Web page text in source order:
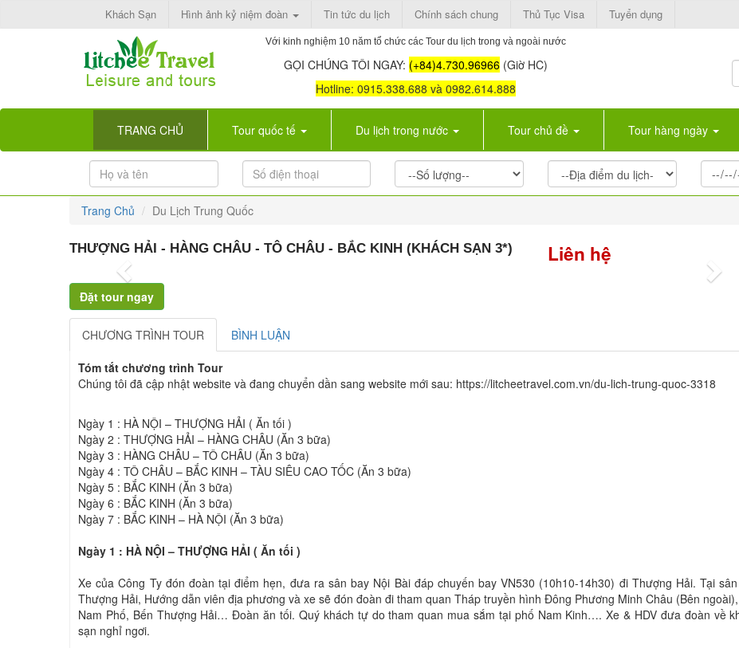
Khách Sạn Hình ảnh kỷ niệm đoàn Tin tức du lịch Chính sách chung Thủ Tục Visa Tuyển dụng
Với kinh nghiệm 10 năm tổ chức các Tour du lịch trong và ngoài nước
GỌI CHÚNG TÔI NGAY: (+84)4.730.96966 (Giờ HC)
Hotline: 0915.338.688 và 0982.614.888
TRANG CHỦ Tour quốc tế Du lịch trong nước Tour chủ đề Tour hàng ngày
Trang Chủ Du Lịch Trung Quốc
THƯỢNG HẢI - HÀNG CHÂU - TÔ CHÂU - BẮC KINH (KHÁCH SẠN 3*) Liên hệ
Previous Next
CHƯƠNG TRÌNH TOUR BÌNH LUẬN
Tóm tắt chương trình Tour
Chúng tôi đã cập nhật website và đang chuyển dần sang website mới sau: https://litcheetravel.com.vn/du-lich-trung-quoc-3318
Ngày 1 : HÀ NỘI – THƯỢNG HẢI ( Ăn tối )
Ngày 2 : THƯỢNG HẢI – HÀNG CHÂU (Ăn 3 bữa)
Ngày 3 : HÀNG CHÂU – TÔ CHÂU (Ăn 3 bữa)
Ngày 4 : TÔ CHÂU – BẮC KINH – TÀU SIÊU CAO TỐC (Ăn 3 bữa)
Ngày 5 : BẮC KINH (Ăn 3 bữa)
Ngày 6 : BẮC KINH (Ăn 3 bữa)
Ngày 7 : BẮC KINH – HÀ NỘI (Ăn 3 bữa)
Ngày 1 : HÀ NỘI – THƯỢNG HẢI ( Ăn tối )
Xe của Công Ty đón đoàn tại điểm hẹn, đưa ra sân bay Nội Bài đáp chuyến bay VN530 (10h10-14h30) đi Thượng Hải. Tại
Thượng Hải, Hướng dẫn viên địa phương và xe sẽ đón đoàn đi tham quan Tháp truyền hình Đông Phương Minh Châu (Bên
Nam Phố, Bến Thượng Hải… Đoàn ăn tối. Quý khách tự do tham quan mua sắm tại phố Nam Kinh…. Xe & HDV đưa đoàn về
sạn nghỉ ngơi.